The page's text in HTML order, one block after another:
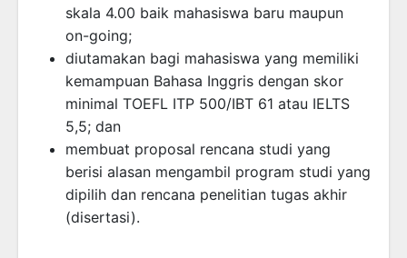
skala 4.00 baik mahasiswa baru maupun
on-going;
diutamakan bagi mahasiswa yang memiliki
kemampuan Bahasa Inggris dengan skor
minimal TOEFL ITP 500/IBT 61 atau IELTS
5,5; dan
membuat proposal rencana studi yang
berisi alasan mengambil program studi yang
dipilih dan rencana penelitian tugas akhir
(disertasi).